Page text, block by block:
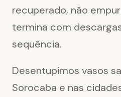
recuperado, não
termina com
sequência.
Desentupimos vasos
Sorocaba e nas